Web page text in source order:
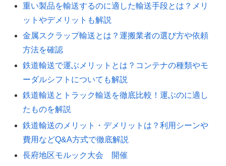
重い製品を輸送するのに適した輸送手段とは？メリ
ットやデメリットも解説
金属スクラップ輸送とは？運搬業者の選び方や依頼
方法を確認
鉄道輸送で運ぶメリットとは？コンテナの種類やモ
ーダルシフトについても解説
鉄道輸送とトラック輸送を徹底比較！運ぶのに適し
たものを解説
鉄道輸送のメリット・デメリットは？利用シーンや
費用などQ&A方式で徹底解説
長府地区モルック大会 開催